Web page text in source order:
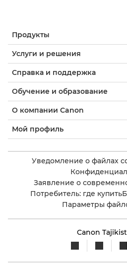
Продукты
Услуги и решения
Справка и поддержка
Обучение и образование
О компании Canon
Мой профиль
Уведомление о файлах
Заявление о
Потребитель: где купить
Параметры
Canon